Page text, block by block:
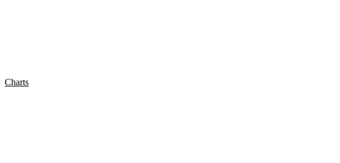
Charts